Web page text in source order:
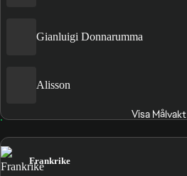
Gianluigi Donnarumma
Alisson
Visa Målvakt
Frankrike